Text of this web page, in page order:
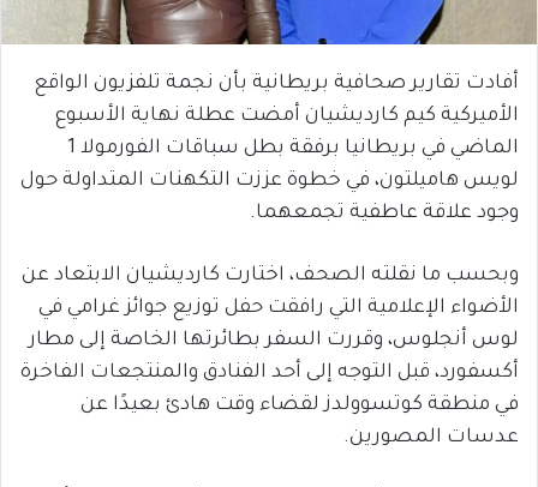
أفادت تقارير صحافية بريطانية بأن نجمة تلفزيون الواقع
الأميركية كيم كارديشيان أمضت عطلة نهاية الأسبوع
الماضي في بريطانيا برفقة بطل سباقات الفورمولا 1
لويس هاميلتون، في خطوة عززت التكهنات المتداولة حول
وجود علاقة عاطفية تجمعهما.
وبحسب ما نقلته الصحف، اختارت كارديشيان الابتعاد عن
الأضواء الإعلامية التي رافقت حفل توزيع جوائز غرامي في
لوس أنجلوس، وقررت السفر بطائرتها الخاصة إلى مطار
أكسفورد، قبل التوجه إلى أحد الفنادق والمنتجعات الفاخرة
في منطقة كوتسوولدز لقضاء وقت هادئ بعيدًا عن
عدسات المصورين.